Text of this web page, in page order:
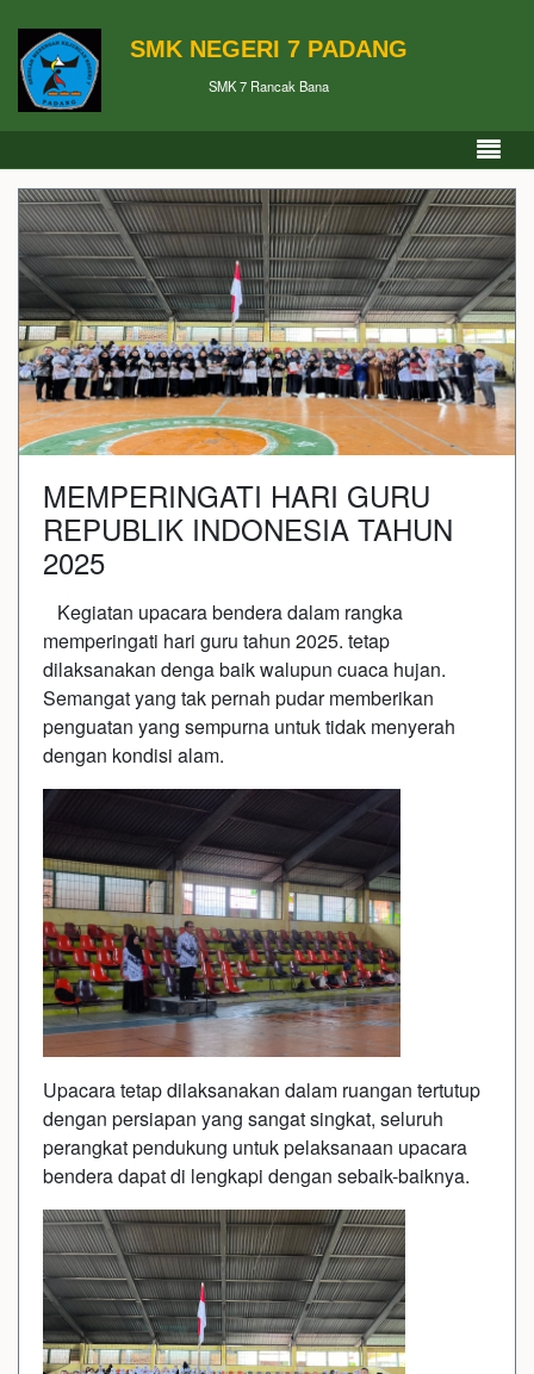
SMK NEGERI 7 PADANG
SMK 7 Rancak Bana
MEMPERINGATI HARI GURU
REPUBLIK INDONESIA TAHUN
2025
Kegiatan upacara bendera dalam rangka
memperingati hari guru tahun 2025. tetap
dilaksanakan denga baik walupun cuaca hujan.
Semangat yang tak pernah pudar memberikan
penguatan yang sempurna untuk tidak menyerah
dengan kondisi alam.
Upacara tetap dilaksanakan dalam ruangan tertutup
dengan persiapan yang sangat singkat, seluruh
perangkat pendukung untuk pelaksanaan upacara
bendera dapat di lengkapi dengan sebaik-baiknya.